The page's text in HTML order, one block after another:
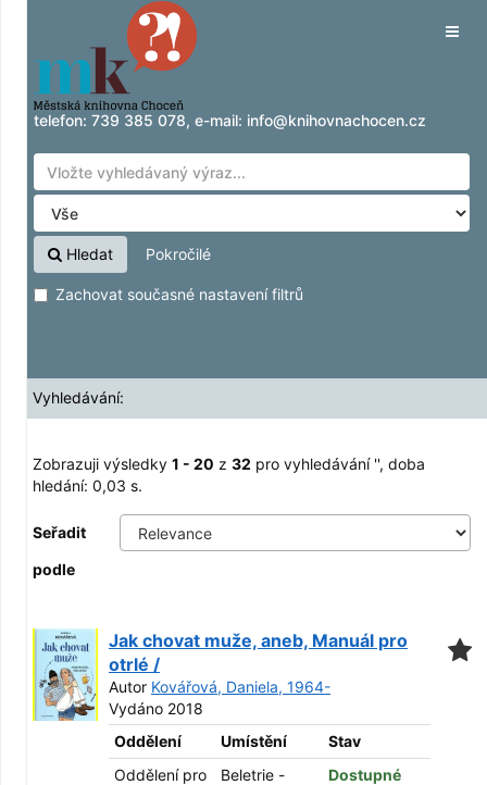
Zobrazuji výsledky1 - 20
Přeskočit na obsah
telefon: 739 385 078, e-mail: info@knihovnachocen.cz
Hledat Pokročilé
Zachovat současné nastavení filtrů
Vyhledávání:
Zobrazuji výsledky 1 - 20 z 32 pro vyhledávání '', doba
hledání: 0,03 s.
Seřadit
podle
Jak chovat muže, aneb, Manuál pro
otrlé /
Autor Kovářová, Daniela, 1964-
Vydáno 2018
Oddělení
Umístění
Stav
Oddělení pro
Beletrie -
Dostupné